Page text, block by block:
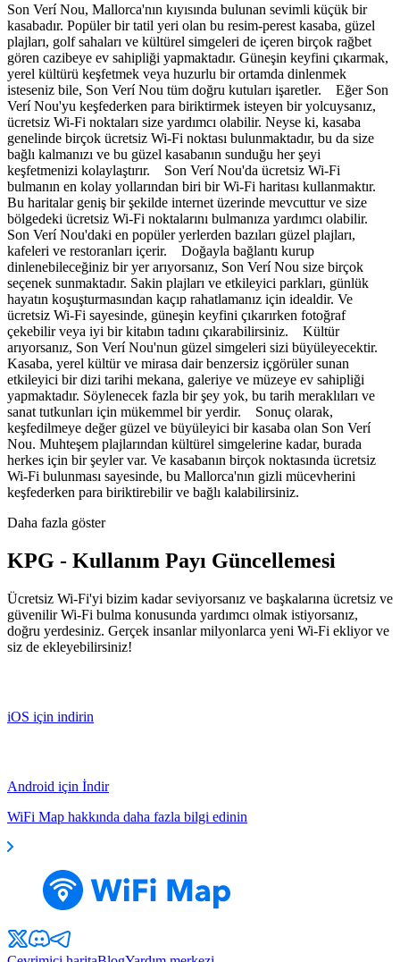
Son Verí Nou, Mallorca'nın kıyısında bulunan sevimli küçük bir
kasabadır. Popüler bir tatil yeri olan bu resim-perest kasaba, güzel
plajları, golf sahaları ve kültürel simgeleri de içeren birçok rağbet
gören cazibeye ev sahipliği yapmaktadır. Güneşin keyfini çıkarmak,
yerel kültürü keşfetmek veya huzurlu bir ortamda dinlenmek
isteseniz bile, Son Verí Nou tüm doğru kutuları işaretler. Eğer Son
Verí Nou'yu keşfederken para biriktirmek isteyen bir yolcuysanız,
ücretsiz Wi-Fi noktaları size yardımcı olabilir. Neyse ki, kasaba
genelinde birçok ücretsiz Wi-Fi noktası bulunmaktadır, bu da size
bağlı kalmanızı ve bu güzel kasabanın sunduğu her şeyi
keşfetmenizi kolaylaştırır. Son Verí Nou'da ücretsiz Wi-Fi
bulmanın en kolay yollarından biri bir Wi-Fi haritası kullanmaktır.
Bu haritalar geniş bir şekilde internet üzerinde mevcuttur ve size
bölgedeki ücretsiz Wi-Fi noktalarını bulmanıza yardımcı olabilir.
Son Verí Nou'daki en popüler yerlerden bazıları güzel plajları,
kafeleri ve restoranları içerir. Doğayla bağlantı kurup
dinlenebileceğiniz bir yer arıyorsanız, Son Verí Nou size birçok
seçenek sunmaktadır. Sakin plajları ve etkileyici parkları, günlük
hayatın koşuşturmasından kaçıp rahatlamanız için idealdir. Ve
ücretsiz Wi-Fi sayesinde, güneşin keyfini çıkarırken fotoğraf
çekebilir veya iyi bir kitabın tadını çıkarabilirsiniz. Kültür
arıyorsanız, Son Verí Nou'nun güzel simgeleri sizi büyüleyecektir.
Kasaba, yerel kültür ve mirasa dair benzersiz içgörüler sunan
etkileyici bir dizi tarihi mekana, galeriye ve müzeye ev sahipliği
yapmaktadır. Söylenecek fazla bir şey yok, bu tarih meraklıları ve
sanat tutkunları için mükemmel bir yerdir. Sonuç olarak,
keşfedilmeye değer güzel ve büyüleyici bir kasaba olan Son Verí
Nou. Muhteşem plajlarından kültürel simgelerine kadar, burada
herkes için bir şeyler var. Ve kasabanın birçok noktasında ücretsiz
Wi-Fi bulunması sayesinde, bu Mallorca'nın gizli mücevherini
keşfederken para biriktirebilir ve bağlı kalabilirsiniz.
Daha fazla göster
KPG - Kullanım Payı Güncellemesi
Ücretsiz Wi-Fi'yi bizim kadar seviyorsanız ve başkalarına ücretsiz ve
güvenilir Wi-Fi bulma konusunda yardımcı olmak istiyorsanız,
doğru yerdesiniz. Gerçek insanlar milyonlarca yeni Wi-Fi ekliyor ve
siz de ekleyebilirsiniz!
iOS için indirin
Android için İndir
WiFi Map hakkında daha fazla bilgi edinin